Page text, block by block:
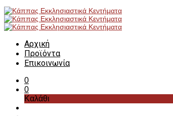
Αρχική
Προϊόντα
Επικοινωνία
0
0
Καλάθι